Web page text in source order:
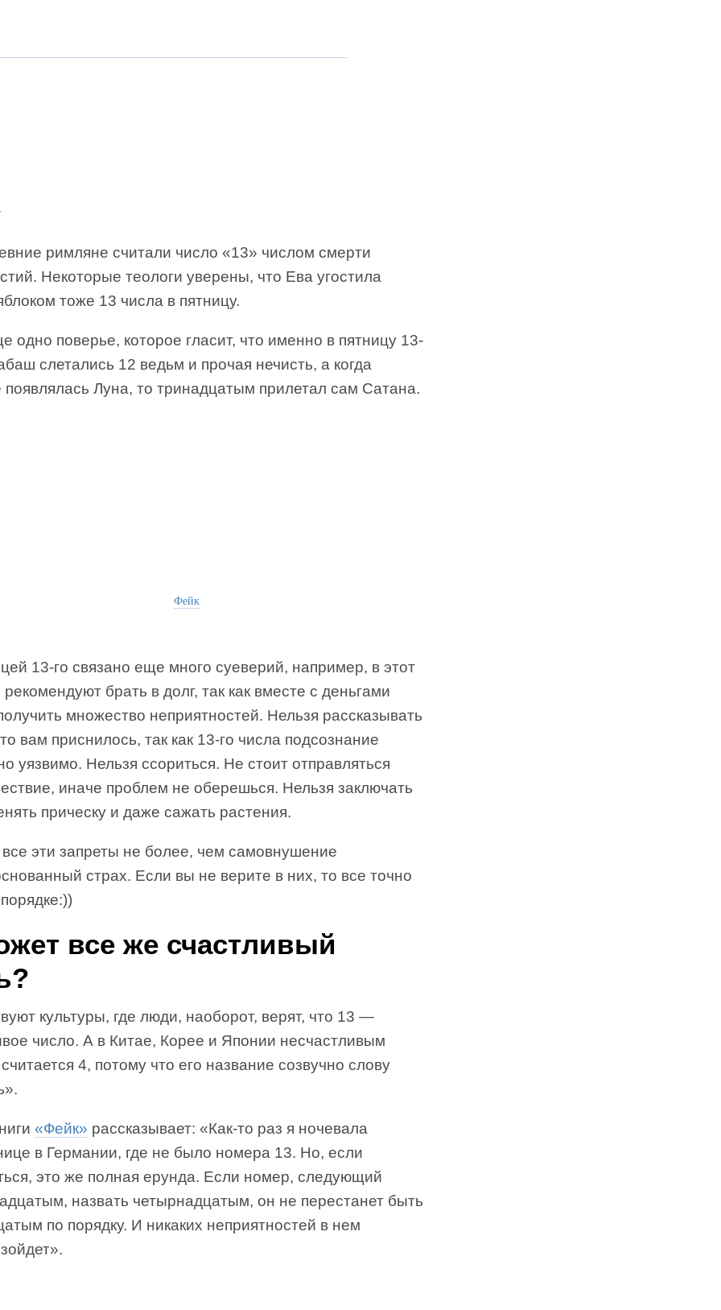
римляне считали число «13» числом смерти
Некоторые теологи уверены, что Ева угостила
тоже 13 числа в пятницу.
одно поверье, которое гласит, что именно в пятницу 13-
слетались 12 ведьм и прочая нечисть, а когда
появлялась Луна, то тринадцатым прилетал сам Сатана.
Фейк
13-го связано еще много суеверий, например, в этот
брать в долг, так как вместе с деньгами
множество неприятностей. Нельзя рассказывать
вам приснилось, так как 13-го числа подсознание
уязвимо. Нельзя ссориться. Не стоит отправляться
иначе проблем не оберешься. Нельзя заключать
прическу и даже сажать растения.
эти запреты не более, чем самовнушение
страх. Если вы не верите в них, то все точно
все же счастливый
культуры, где люди, наоборот, верят, что 13 —
число. А в Китае, Корее и Японии несчастливым
4, потому что его название созвучно слову
«Фейк» рассказывает: «Как-то раз я ночевала
в Германии, где не было номера 13. Но, если
это же полная ерунда. Если номер, следующий
назвать четырнадцатым, он не перестанет быть
по порядку. И никаких неприятностей в нем